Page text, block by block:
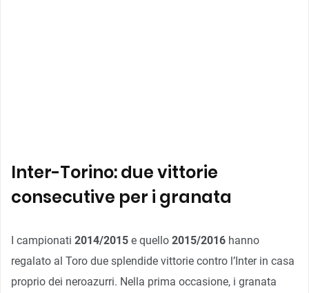
Inter-Torino: due vittorie
consecutive per i granata
I campionati 2014/2015 e quello 2015/2016 hanno
regalato al Toro due splendide vittorie contro l’Inter in casa
proprio dei neroazurri. Nella prima occasione, i granata